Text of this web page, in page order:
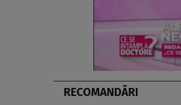
RECOMANDĂRI